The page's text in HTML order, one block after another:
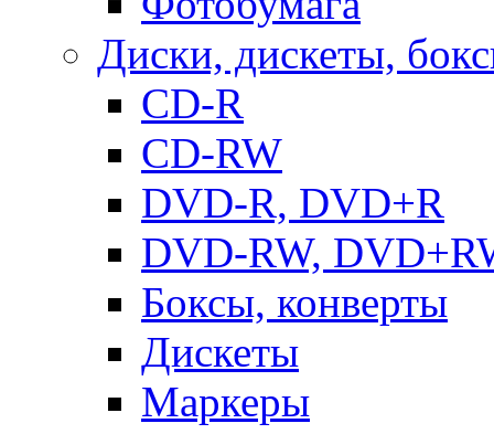
Диски, дискеты,
CD-R
CD-RW
DVD-R, DVD+R
DVD-RW,
Боксы, конверты
Дискеты
Маркеры